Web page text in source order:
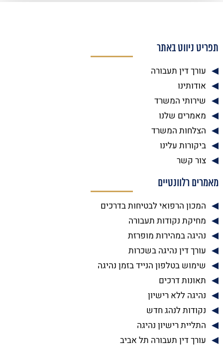
תפריט ניווט באתר
עורך דין תעבורה
אודותינו
שירותי המשרד
מאמרים שלנו
הצלחות המשרד
ביקורות עלינו
צור קשר
מאמרים רלוונטיים
המכון הרפואי לבטיחות בדרכים
מחיקת נקודות תעבורה
נהיגה במהירות מופרזת
עורך דין נהיגה בשכרות
שימוש בטלפון הנייד בזמן נהיגה
תאונות דרכים
נהיגה ללא רישיון
נקודות לנהג חדש
התליית רישיון נהיגה
עורך דין תעבורה תל אביב